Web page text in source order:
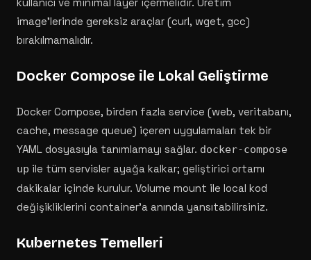
image'lerinde gereksiz araçlar (curl, wget, gcc)
bırakılmamalıdır.
Docker Compose ile Lokal Geliştirme
Docker Compose, birden fazla service (web, veritabanı,
cache, message queue) içeren uygulamaları tek bir
YAML dosyasıyla tanımlamayı sağlar. docker-compose
up ile tüm servisler ayağa kalkar; geliştirici ortamı
dakikalar içinde kurulur. Volume mount ile local kod
değişikliklerini container'a anında yansıtabilirsiniz.
Kubernetes Temelleri